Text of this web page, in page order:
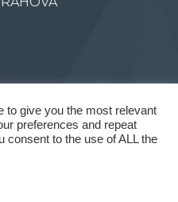
to give you the most relevant
preferences and repeat
consent to the use of ALL the